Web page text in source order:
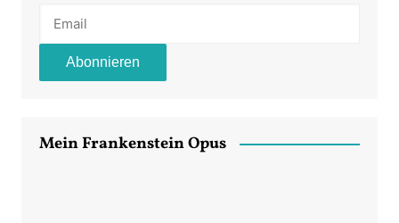
Mein Frankenstein Opus